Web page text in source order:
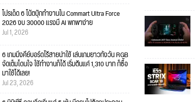
โปรเด็ด 6 โน้ตบุ๊กทำงานใน Commart Ultra Force
2026 งบ 30000 แรงมี AI พกพาง่าย
Jul 1, 2026
6 เกมมิ่งคีย์บอร์ดไร้สายน่าใช้ เล่นเกมยาวทั้งวัน RGB
จัดเต็มโดนใจ ใช้ทำงานก็ได้ เริ่มต้นแค่ 1,310 บาท ก็ซื้อ
มาใช้ได้เลย!
Jul 23, 2026